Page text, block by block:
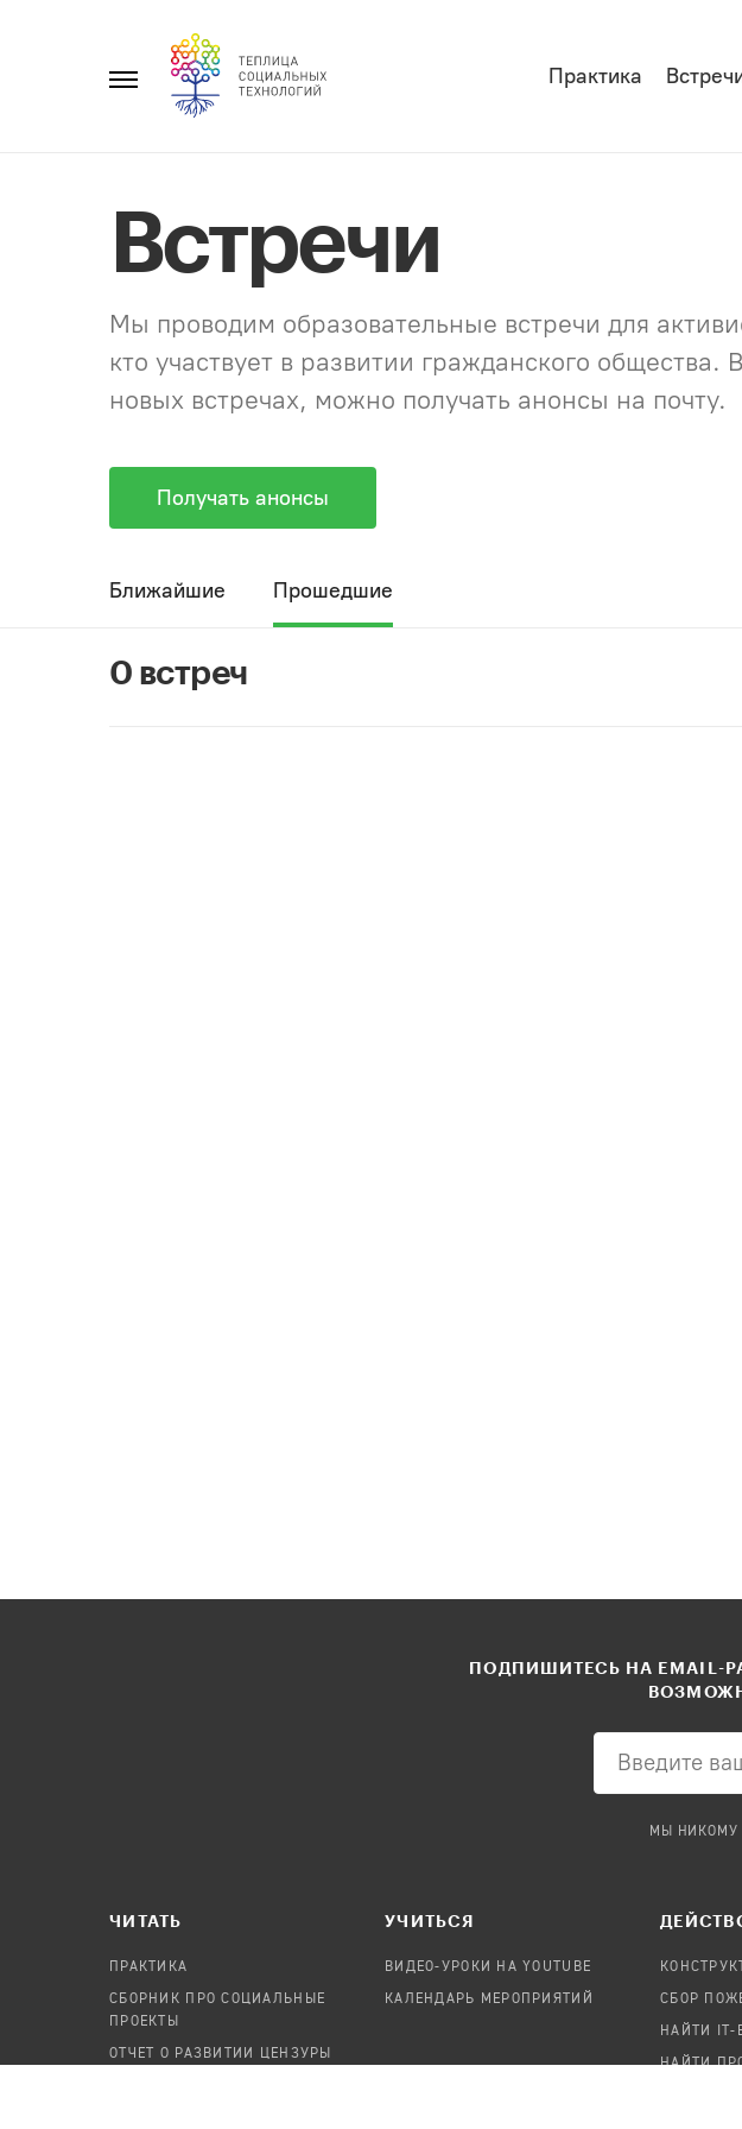
Главное
Практика
Встречи
Мы проводим образовательные встречи для
кто участвует в развитии гражданского
новых встречах, можно получать анонсы на почту.
Получать анонсы
Ближайшие Прошедшие
0 встреч
ПОДПИШИТЕСЬ НА EMAIL-
МЫ НИКОМУ
ЧИТАТЬ
ПРАКТИКА
СБОРНИК ПРО СОЦИАЛЬНЫЕ
ПРОЕКТЫ
ОТЧЕТ О РАЗВИТИИ ЦЕНЗУРЫ
УЧИТЬСЯ
ВИДЕО-УРОКИ НА YOUTUBE
КАЛЕНДАРЬ МЕРОПРИЯТИЙ СБОР
НАЙТИ IT-
НАЙТИ